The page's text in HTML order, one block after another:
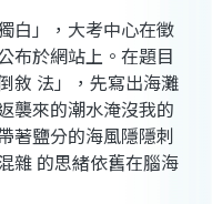
」，大考中心在徵
布於網站上。在題目
敘 法」，先寫出海灘
襲來的潮水淹沒我的
著鹽分的海風隱隱刺
雜 的思緒依舊在腦海